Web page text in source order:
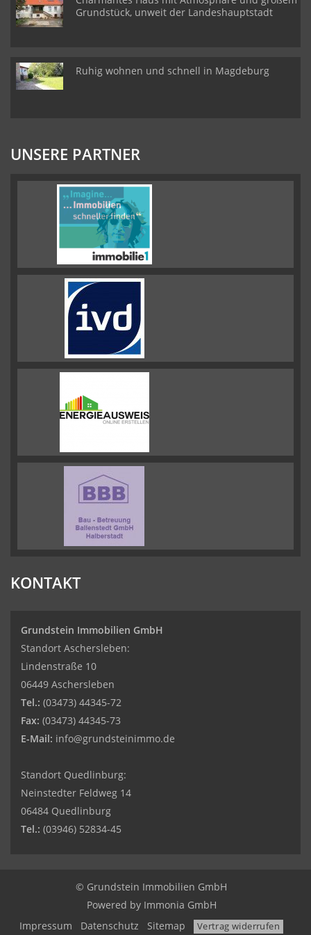
Grundstück, unweit der Landeshauptstadt
Ruhig wohnen und schnell in Magdeburg
UNSERE PARTNER
KONTAKT
Grundstein Immobilien GmbH
Standort Aschersleben:
Lindenstraße 10
06449 Aschersleben
Tel.: (03473) 44345-72
Fax: (03473) 44345-73
E-Mail: info@grundsteinimmo.de
Standort Quedlinburg:
Neinstedter Feldweg 14
06484 Quedlinburg
Tel.: (03946) 52834-45
© Grundstein Immobilien GmbH
Powered by Immonia GmbH
Impressum
Datenschutz Sitemap Vertrag widerrufen